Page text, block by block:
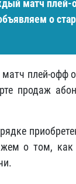
матч плей-
о
плей-офф
продаж
о том,